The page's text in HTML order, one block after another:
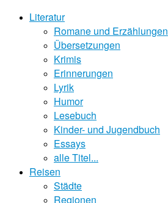
Literatur
Romane und Erzählungen
Übersetzungen
Krimis
Erinnerungen
Lyrik
Humor
Lesebuch
Kinder- und Jugendbuch
Essays
alle Titel...
Reisen
Städte
Regionen